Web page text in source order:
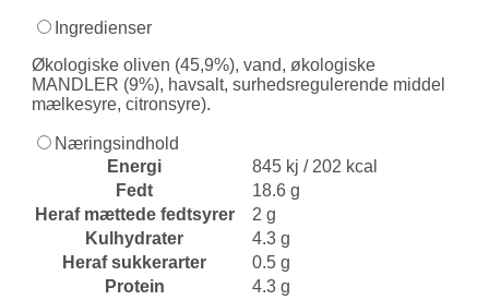
Ingredienser
Økologiske oliven (45,9%), vand, økologiske
MANDLER (9%), havsalt, surhedsregulerende middel
mælkesyre, citronsyre).
Næringsindhold
Energi
845 kj / 202 kcal
Fedt
18.6 g
Heraf mættede fedtsyrer
2 g
Kulhydrater
4.3 g
Heraf sukkerarter
0.5 g
Protein
4.3 g